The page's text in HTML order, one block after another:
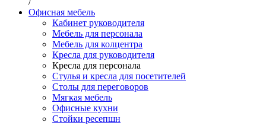
Офисная мебель
Кабинет руководителя
Мебель для персонала
Мебель для колцентра
Кресла для руководителя
Кресла для персонала
Стулья и кресла для посетителей
Столы для переговоров
Мягкая мебель
Офисные кухни
Стойки ресепшн